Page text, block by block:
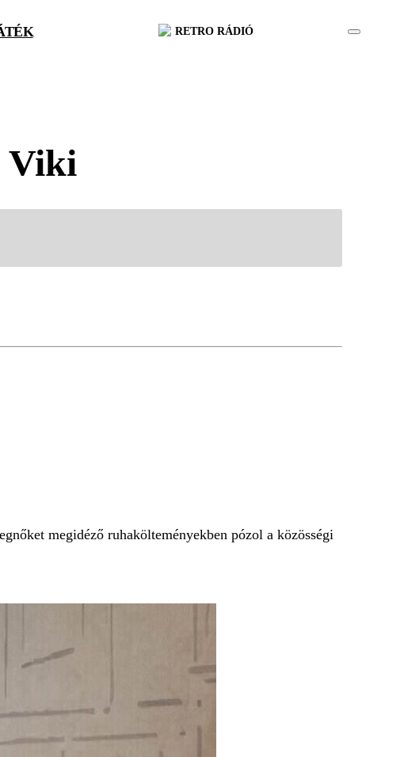
RETRO RÁDIÓ
Viki
megidéző ruhakölteményekben pózol a közösségi